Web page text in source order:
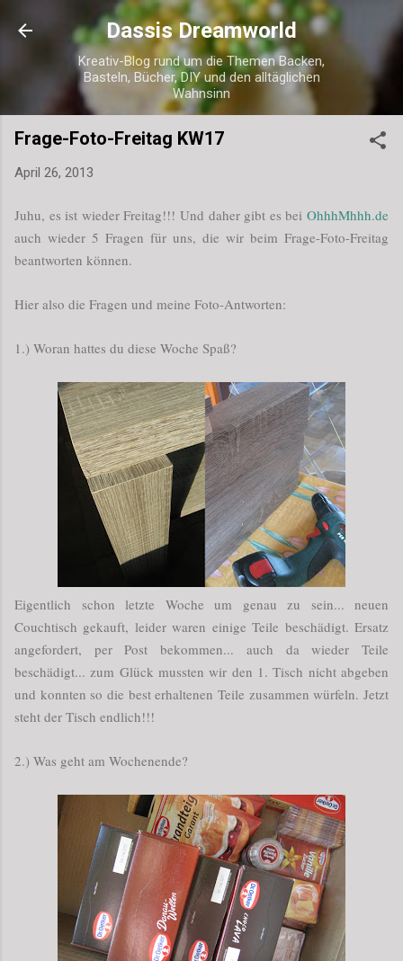
Direkt zum Hauptbereich
Dassis Dreamworld
Kreativ-Blog rund um die Themen Backen,
Basteln, Bücher, DIY und den alltäglichen
Wahnsinn
Frage-Foto-Freitag KW17
April 26, 2013
Juhu, es ist wieder Freitag!!! Und daher gibt es bei OhhhMhhh.de
auch wieder 5 Fragen für uns, die wir beim Frage-Foto-Freitag
beantworten können.
Hier also die Fragen und meine Foto-Antworten:
1.) Woran hattes du diese Woche Spaß?
Eigentlich schon letzte Woche um genau zu sein... neuen
Couchtisch gekauft, leider waren einige Teile beschädigt. Ersatz
angefordert, per Post bekommen... auch da wieder Teile
beschädigt... zum Glück mussten wir den 1. Tisch nicht abgeben
und konnten so die best erhaltenen Teile zusammen würfeln. Jetzt
steht der Tisch endlich!!!
2.) Was geht am Wochenende?